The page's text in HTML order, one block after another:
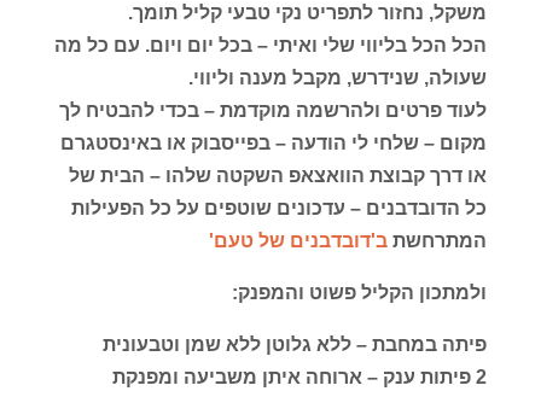
משקל, נחזור לתפריט נקי טבעי קליל תומך.
הכל הכל בליווי שלי ואיתי – בכל יום ויום. עם כל מה
שעולה, שנידרש, מקבל מענה וליווי.
לעוד פרטים ולהרשמה מוקדמת – בכדי להבטיח לך
מקום – שלחי לי הודעה – בפייסבוק או באינסטגרם
או דרך קבוצת הוואצאפ השקטה שלהו – הבית של
כל הדובדבנים – עדכונים שוטפים על כל הפעילות
המתרחשת ב'דובדבנים של טעם'
ולמתכון הקליל פשוט והמפנק:
פיתה במחבת – ללא גלוטן ללא שמן וטבעונית
2 פיתות ענק – ארוחה איתן משביעה ומפנקת